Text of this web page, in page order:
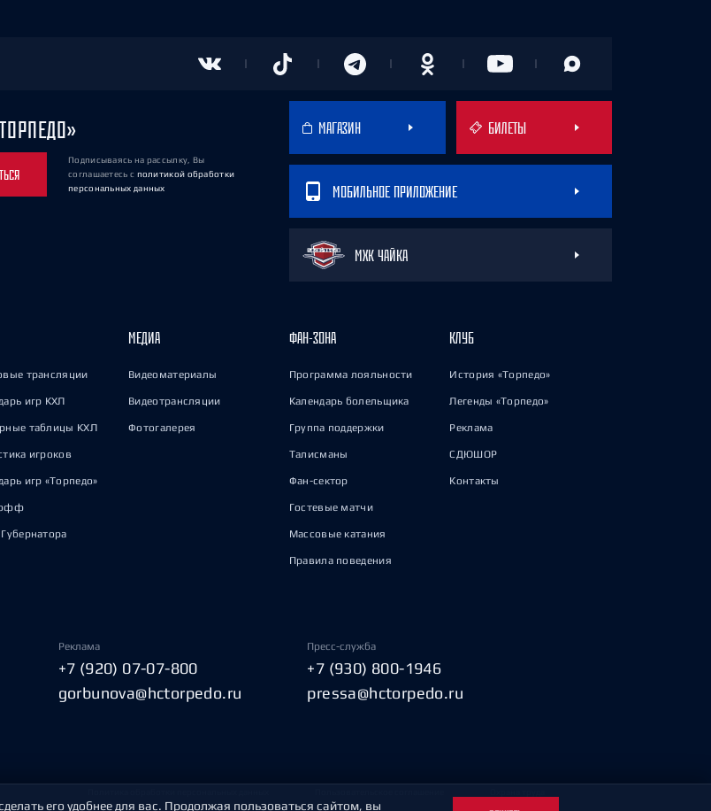
Подписываясь на рассылку, Вы
соглашаетесь с политикой обработки
персональных данных
МАГАЗИН БИЛЕТЫ
МОБИЛЬНОЕ ПРИЛОЖЕНИЕ
МХК ЧАЙКА
трансляции
игр КХЛ
таблицы КХЛ
игроков
игр «Торпедо»
офф
МЕДИА
Видеоматериалы
Видеотрансляции
Фотогалерея
ФАН-ЗОНА
Программа лояльности
Календарь болельщика
Группа поддержки
Талисманы
Фан-сектор
Гостевые матчи
Массовые катания
Правила поведения
КЛУБ
История «Торпедо»
Легенды «Торпедо»
Реклама
СДЮШОР
Контакты
Реклама
+7 (920) 07-07-800
gorbunova@hctorpedo.ru
Пресс-служба
+7 (930) 800-1946
pressa@hctorpedo.ru
его удобнее для вас. Продолжая пользоваться сайтом, вы